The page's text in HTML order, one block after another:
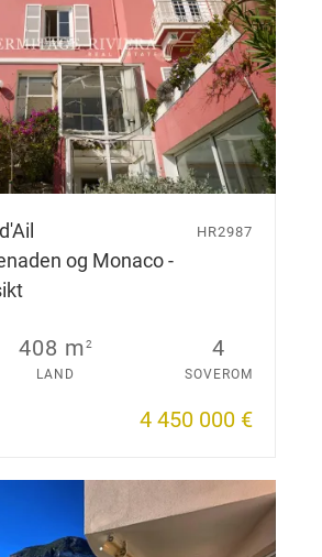
og Monaco -
HR2987
408 m2
LAND
4
SOVEROM
4 450 000 €